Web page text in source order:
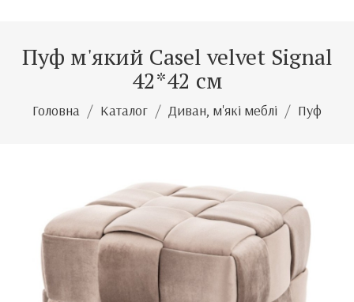
Пуф м'який Casel velvet Signal
42*42 см
Головна Каталог Диван, м'які меблі Пуф